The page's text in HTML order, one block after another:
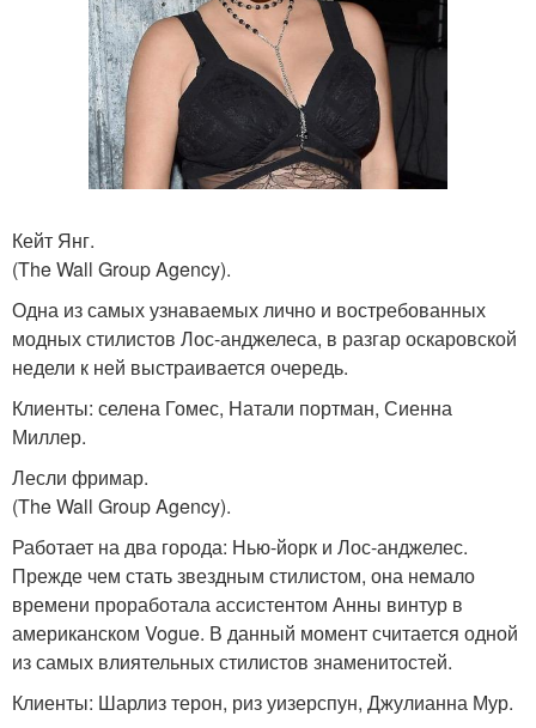
Кейт Янг.
(The Wall Group Agency).
Одна из самых узнаваемых лично и востребованных
модных стилистов Лос-анджелеса, в разгар оскаровской
недели к ней выстраивается очередь.
Клиенты: селена Гомес, Натали портман, Сиенна
Миллер.
Лесли фримар.
(The Wall Group Agency).
Работает на два города: Нью-йорк и Лос-анджелес.
Прежде чем стать звездным стилистом, она немало
времени проработала ассистентом Анны винтур в
американском Vogue. В данный момент считается одной
из самых влиятельных стилистов знаменитостей.
Клиенты: Шарлиз терон, риз уизерспун, Джулианна Мур.